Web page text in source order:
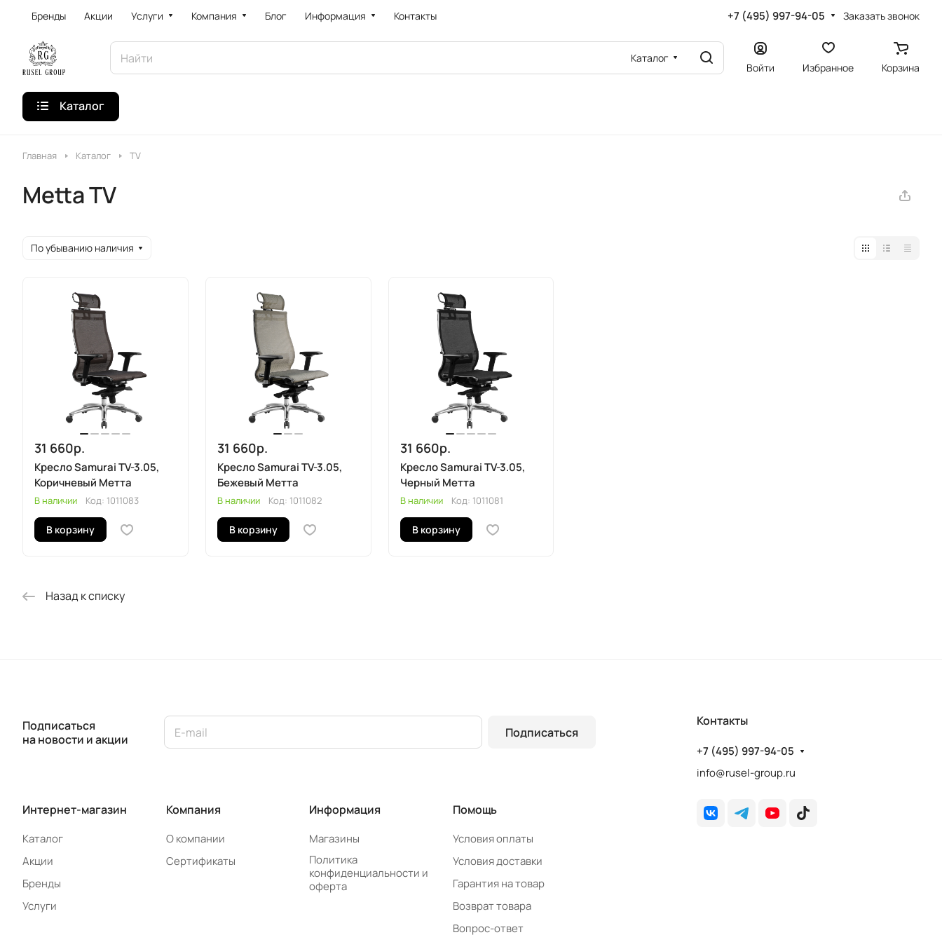
Бренды Акции Услуги Компания Блог Информация Контакты +7 (495) 997-94-05 Заказать звонок
Каталог
Войти Избранное Корзина
Каталог
Главная Каталог TV
Metta TV
По убыванию наличия
31 660р.
Кресло Samurai TV-3.05,
Коричневый Метта
В наличии Код: 1011083
В корзину
31 660р.
Кресло Samurai TV-3.05,
Бежевый Метта
В наличии Код: 1011082
В корзину
31 660р.
Кресло Samurai TV-3.05,
Черный Метта
В наличии Код: 1011081
В корзину
Назад к списку
Подписаться
на новости и акции
Подписаться
Интернет-магазин
Каталог
Акции
Бренды
Услуги
Компания
О компании
Сертификаты
Информация
Магазины
Политика
конфиденциальности и
оферта
Помощь
Условия оплаты
Условия доставки
Гарантия на товар
Возврат товара
Вопрос-ответ
Контакты
+7 (495) 997-94-05
info@rusel-group.ru